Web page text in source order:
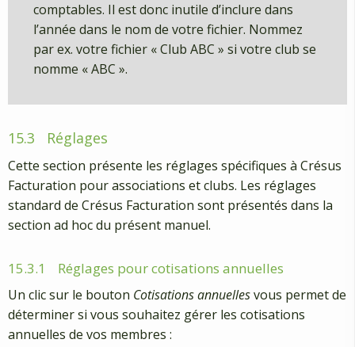
comptables. Il est donc inutile d’inclure dans
l’année dans le nom de votre fichier. Nommez
par ex. votre fichier « Club ABC » si votre club se
nomme « ABC ».
15.3 Réglages
Cette section présente les réglages spécifiques à Crésus
Facturation pour associations et clubs. Les réglages
standard de Crésus Facturation sont présentés dans la
section ad hoc du présent manuel.
15.3.1 Réglages pour cotisations annuelles
Un clic sur le bouton Cotisations annuellesvous permet de
déterminer si vous souhaitez gérer les cotisations
annuelles de vos membres :